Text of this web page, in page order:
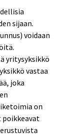
sijaan.
voidaan
yritysyksikkö
vastaa
joka
on